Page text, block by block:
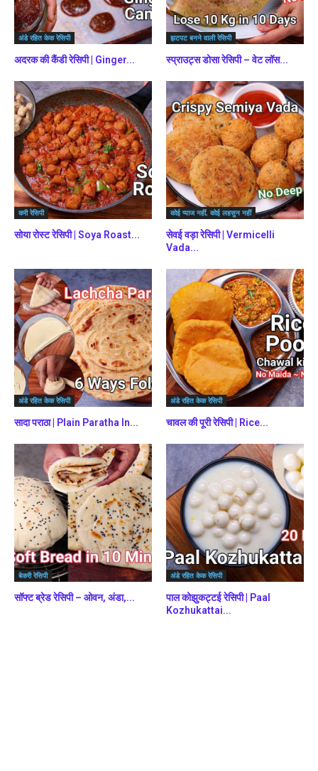
अंडे रहित केक रेसिपी
अदरक की कैंडी रेसिपी | Ginger...
झटपट बनने वाली रेसिपी
स्प्राउट्स डोसा रेसिपी – वेट लॉस...
करी रेसिपी
सोया रोस्ट रेसिपी | Soya Roast...
कोई प्याज नहीं, कोई लहसुन नहीं
सेवई वड़ा रेसिपी | Vermicelli
Vada...
अंडे रहित केक रेसिपी
सादा पराठा | Plain Paratha In...
अंडे रहित केक रेसिपी
चावल की पूरी रेसिपी | Rice...
बेकरी रेसिपी
सॉफ्ट ब्रेड रेसिपी – ओवन, अंडा,...
अंडे रहित केक रेसिपी
पाल कोझुकट्टई रेसिपी | Paal
Kozhukattai...